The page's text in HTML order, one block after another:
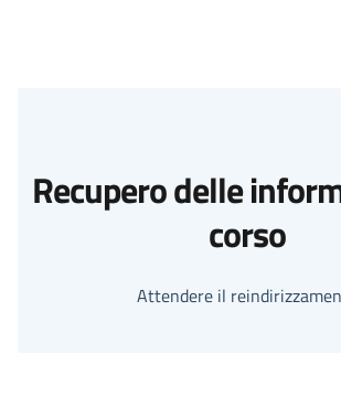
Recupero delle
corso
Attendere il